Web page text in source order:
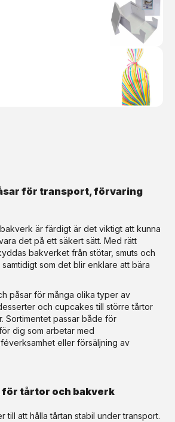
för transport, förvaring
är färdigt är det viktigt att kunna
det på ett säkert sätt. Med rätt
bakverket från stötar, smuts och
som det blir enklare att bära
påsar för många olika typer av
och cupcakes till större tårtor
Sortimentet passar både för
dig som arbetar med
eller försäljning av
tårtor och bakverk
till att hålla tårtan stabil under transport.